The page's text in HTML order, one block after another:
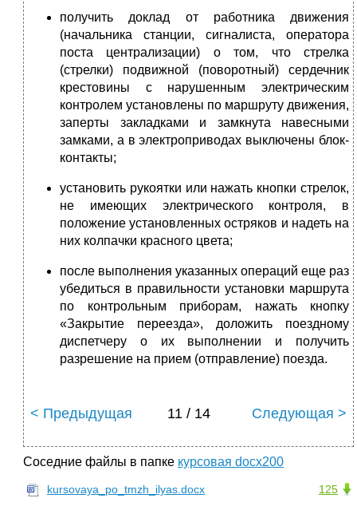
получить доклад от работника движения
(начальника станции, сигналиста, оператора
поста централизации) о том, что стрелка
(стрелки) подвижной (поворотный) сердечник
крестовины с нарушенным электрическим
контролем установлены по маршруту движения,
заперты закладками и замкнута навесными
замками, а в электроприводах выключены блок-
контакты;
установить рукоятки или нажать кнопки стрелок,
не имеющих электрического контроля, в
положение установленных остряков и надеть на
них колпачки красного цвета;
после выполнения указанных операций еще раз
убедиться в правильности установки маршрута
по контрольным приборам, нажать кнопку
«Закрытие переезда», доложить поездному
диспетчеру о их выполнении и получить
разрешение на прием (отправление) поезда.
< Предыдущая 11 / 14 Следующая >
Соседние файлы в папке курсовая docx200
125
kursovaya_po_tmzh_ilyas.docx